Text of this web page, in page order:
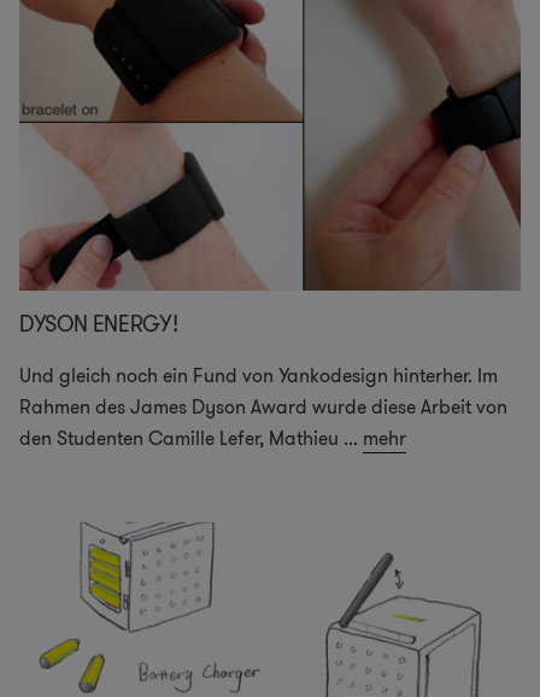
DYSON ENERGY!
Und gleich noch ein Fund von Yankodesign hinterher. Im
Rahmen des James Dyson Award wurde diese Arbeit von
den Studenten Camille Lefer, Mathieu ... mehr